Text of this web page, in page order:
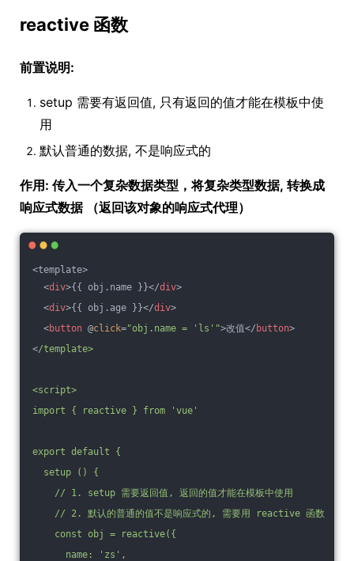
reactive 函数
前置说明:
setup 需要有返回值, 只有返回的值才能在模板中使
用
默认普通的数据, 不是响应式的
作用: 传入一个复杂数据类型，将复杂类型数据, 转换成
响应式数据 （返回该对象的响应式代理）
<template>
<div>{{ obj.name }}</div>
<div>{{ obj.age }}</div>
<button @click="obj.name = 'ls'">改值</ button>
</template>
<script>
import { reactive } from 'vue'
export default {
setup () {
// 1. setup 需要返回值, 返回的值才能在模板中使用
// 2. 默认的普通的值不是响应式的, 需要用 reactive 函数
const obj = reactive({
name: 'zs',